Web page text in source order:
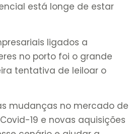
está longe de estar
ligados a
no porto foi o grande
tentativa de leiloar o
mudanças no mercado de
19 e novas aquisições